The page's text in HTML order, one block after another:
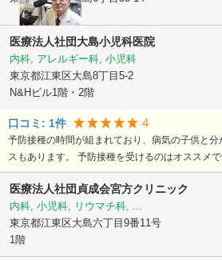
医療法人社団大島小児科医院
内科, アレルギー科, 小児科
東京都江東区大島8丁目5-2
N&Hビル1階・2階
口コミ: 1件 4
予防接種の時間が組まれており、病気の子供と
スもあります。 予防接種を受けるのはオススメ
医療法人社団貞成会宮方クリニック
内科, 小児科, リウマチ科, ...
東京都江東区大島六丁目9番11号
1階